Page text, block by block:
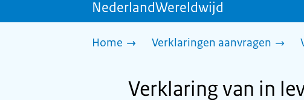
NederlandWereldwijd
Home Verklaringen aanvragen
Verklaring van in